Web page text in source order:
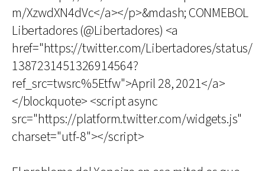
m/XzwdXN4dVc</a></p>&mdash; CONMEBOL
Libertadores (@Libertadores) <a
href="https://twitter.com/Libertadores/status/
1387231451326914564?
ref_src=twsrc%5Etfw">April 28, 2021</a>
</blockquote> <script async
src="https://platform.twitter.com/widgets.js"
charset="utf-8"></script>